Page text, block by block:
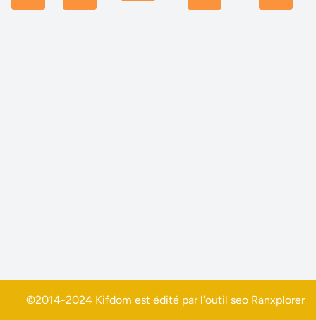
©2014-2024 Kifdom est édité par l'outil seo Ranxplorer